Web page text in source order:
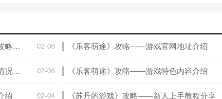
，还有各种游戏选项，如限时挑战和生存模式等供玩家探索。
制植物组合和防御策略，享受个性化的游戏体验。
容，包括植物、僵尸、关卡等，以保持游戏的新鲜感。
《苏丹的游戏》攻略——全折卡结局攻略分享 02-08 《乐客萌途》攻略——游戏官网地址介绍
《苏丹的游戏》攻略——不杀同伴的情况下消杀戮卡方法介绍 02-06 《乐客萌途》攻略——游戏特色内容介绍
绍 02-04 《苏丹的游戏》攻略——新人上手教程分享